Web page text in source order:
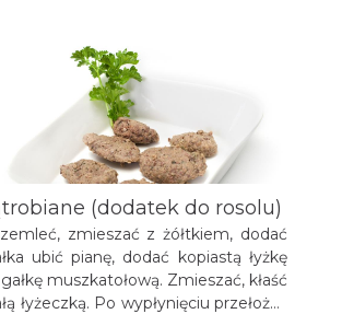
wodę. Podawać z masłemlub
do popicia − maślankę lub
(dodatek do rosolu)
zmieszać z żółtkiem, dodać
ubić pianę, dodać kopiastą łyżkę
muszkatołową. Zmieszać, kłaść
łyżeczką. Po wypłynięciu przełożyć